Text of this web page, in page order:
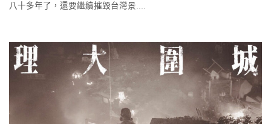
八十多年了，還要繼續摧毀台灣景....